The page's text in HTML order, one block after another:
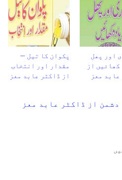
پکوان کا تیل –
مقدار اور انتخاب
از ڈاکٹر عابد معز
اور پھل
کھائیں از
عابد معز
از ڈاکٹر عابد معز